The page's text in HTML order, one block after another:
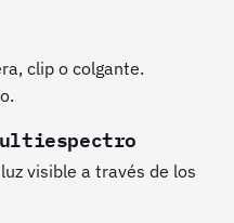
clip o colgante.
visible a través de los